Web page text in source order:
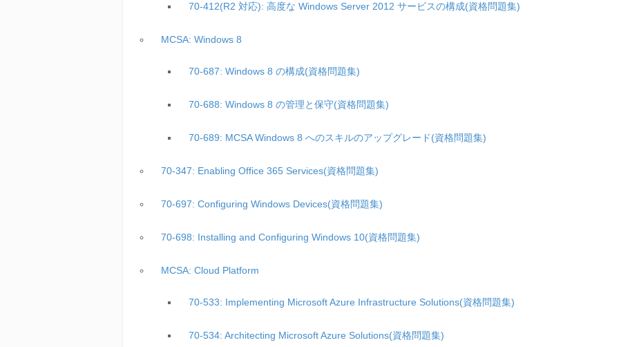
70-412(R2 対応): 高度な Windows Server 2012 サービスの構成(資格問題集)
MCSA: Windows 8
70-687: Windows 8 の構成(資格問題集)
70-688: Windows 8 の管理と保守(資格問題集)
70-689: MCSA Windows 8 へのスキルのアップグレード(資格問題集)
70-347: Enabling Office 365 Services(資格問題集)
70-697: Configuring Windows Devices(資格問題集)
70-698: Installing and Configuring Windows 10(資格問題集)
MCSA: Cloud Platform
70-533: Implementing Microsoft Azure Infrastructure Solutions(資格問題集)
70-534: Architecting Microsoft Azure Solutions(資格問題集)